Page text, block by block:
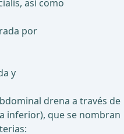
así como
por
y
drena a través de
inferior), que se nombran